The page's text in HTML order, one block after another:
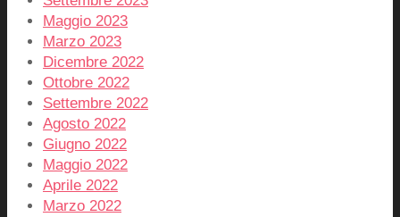
Maggio 2023
Marzo 2023
Dicembre 2022
Ottobre 2022
Settembre 2022
Agosto 2022
Giugno 2022
Maggio 2022
Aprile 2022
Marzo 2022